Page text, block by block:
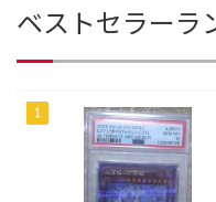
ベストセラーラ